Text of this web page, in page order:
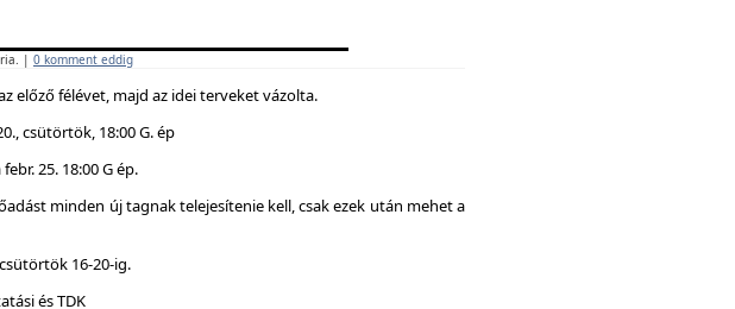
| 0 komment eddig
előző félévet, majd az idei terveket vázolta.
csütörtök, 18:00 G. ép
25. 18:00 G ép.
minden új tagnak telejesítenie kell, csak ezek után mehet a
16-20-ig.
és TDK